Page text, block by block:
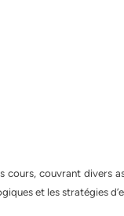
couvrant divers
et les stratégies